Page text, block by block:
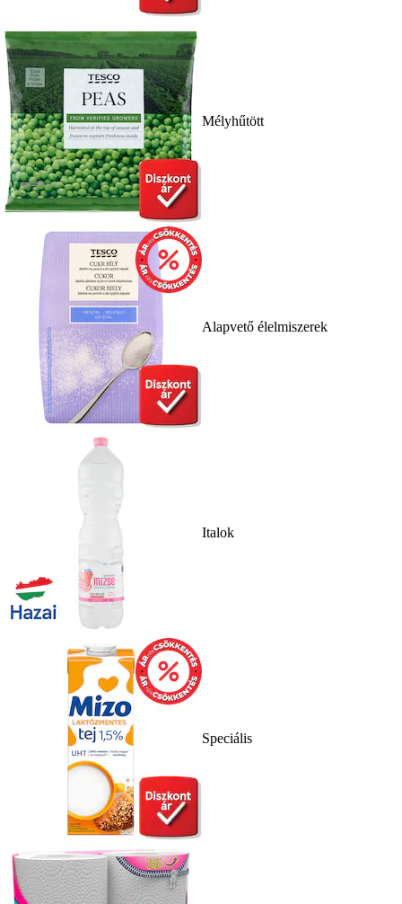
Mélyhűtött
Alapvető élelmiszerek
Italok
Speciális